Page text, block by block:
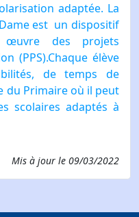
adaptée. La
est un dispositif
des projets
(PPS).Chaque élève
de temps de
du Primaire où il peut
scolaires adaptés à
Mis à jour le 09/03/2022